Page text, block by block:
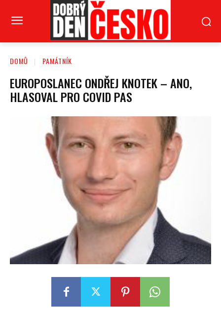
DOMŮ PAMÁTNÍK
EUROPOSLANEC ONDŘEJ KNOTEK – ANO,
HLASOVAL PRO COVID PAS